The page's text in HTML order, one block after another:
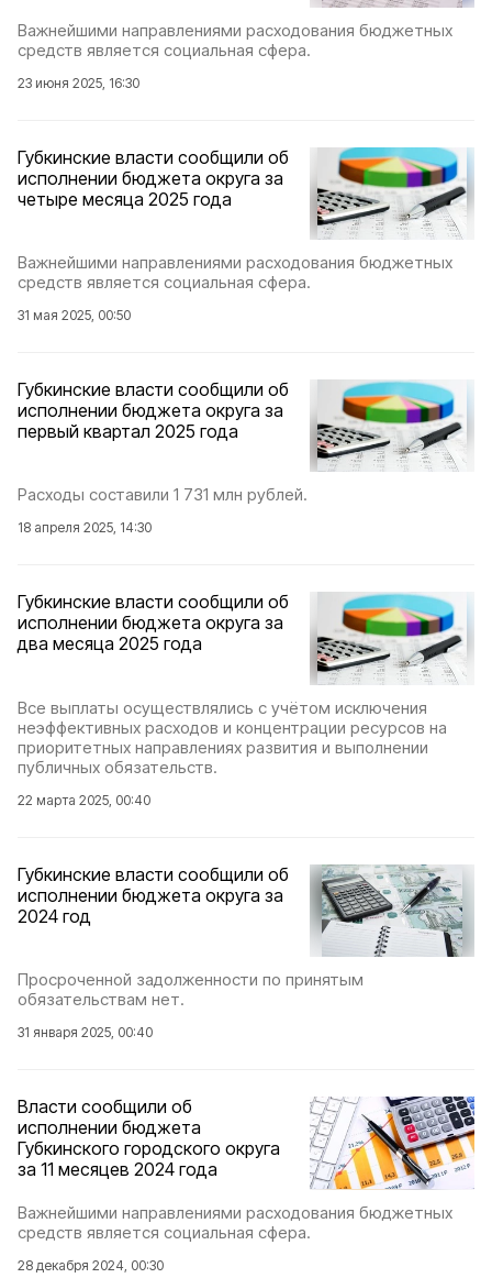
Важнейшими направлениями расходования бюджетных
средств является социальная сфера.
23 июня 2025, 16:30
Губкинские власти сообщили об
исполнении бюджета округа за
четыре месяца 2025 года
Важнейшими направлениями расходования бюджетных
средств является социальная сфера.
31 мая 2025, 00:50
Губкинские власти сообщили об
исполнении бюджета округа за
первый квартал 2025 года
Расходы составили 1 731 млн рублей.
18 апреля 2025, 14:30
Губкинские власти сообщили об
исполнении бюджета округа за
два месяца 2025 года
Все выплаты осуществлялись с учётом исключения
неэффективных расходов и концентрации ресурсов на
приоритетных направлениях развития и выполнении
публичных обязательств.
22 марта 2025, 00:40
Губкинские власти сообщили об
исполнении бюджета округа за
2024 год
Просроченной задолженности по принятым
обязательствам нет.
31 января 2025, 00:40
Власти сообщили об
исполнении бюджета
Губкинского городского округа
за 11 месяцев 2024 года
Важнейшими направлениями расходования бюджетных
средств является социальная сфера.
28 декабря 2024, 00:30